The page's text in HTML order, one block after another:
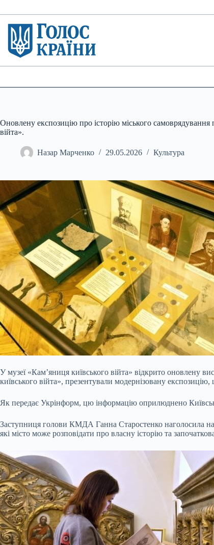
до
вмісту
Оновлену експозицію про історію міського самоврядування
війта».
Назар Марченко 29.05.2026 Культура
У музеї «Кам’яниця київського війта» відкрито оновлену
київського війта», презентували модернізовану
Як передає Укрінформ, цю інформацію оприлюднено
Заступниця голови КМДА Ганна Старостенко наголосила
які місто може розповідати про власну історію та